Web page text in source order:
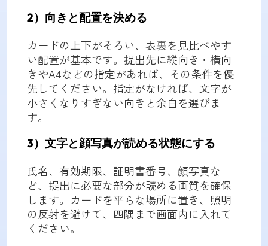
2）向きと配置を決める
カードの上下がそろい、表裏を見比べやす
い配置が基本です。提出先に縦向き・横向
きやA4などの指定があれば、その条件を優
先してください。指定がなければ、文字が
小さくなりすぎない向きと余白を選びま
す。
3）文字と顔写真が読める状態にする
氏名、有効期限、証明書番号、顔写真な
ど、提出に必要な部分が読める画質を確保
します。カードを平らな場所に置き、照明
の反射を避けて、四隅まで画面内に入れて
ください。